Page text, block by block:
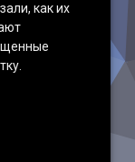
как их